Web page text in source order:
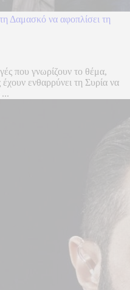
Δαμασκό να αφοπλίσει τη
που γνωρίζουν το θέμα,
ενθαρρύνει τη Συρία να
...